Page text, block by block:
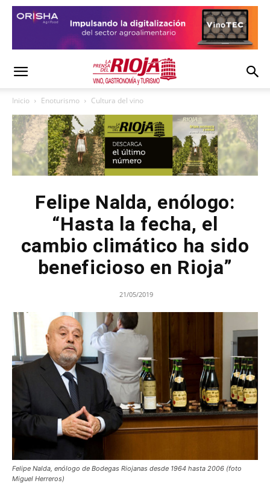
Inicio Enoturismo Cultura del vino
Felipe Nalda, enólogo:
“Hasta la fecha, el
cambio climático ha sido
beneficioso en Rioja”
21/05/2019
Felipe Nalda, enólogo de Bodegas Riojanas desde 1964 hasta 2006 (foto
Miguel Herreros)